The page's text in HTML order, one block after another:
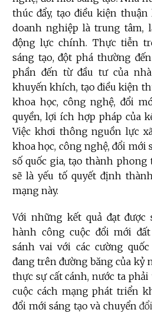
thúc đẩy, tạo điều kiện
doanh nghiệp là trung tâm,
động lực chính. Thực tiễn
sáng tạo, đột phá thường
phần đến từ đầu tư của
khuyến khích, tạo điều kiện
khoa học, công nghệ, đổi
quyền, lợi ích hợp pháp của
Việc khơi thông nguồn lực
khoa học, công nghệ, đổi mới
số quốc gia, tạo thành
sẽ là yếu tố quyết định
mạng này.
Với những kết quả đạt
hành công cuộc đổi mới
sánh vai với các cường
đang trên đường băng của kỷ
thực sự cất cánh, nước ta
cuộc cách mạng phát triển
đổi mới sáng tạo và chuyển